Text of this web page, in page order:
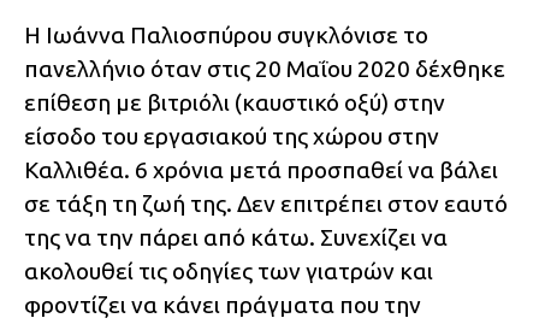
Η Ιωάννα Παλιοσπύρου συγκλόνισε το
πανελλήνιο όταν στις 20 Μαΐου 2020 δέχθηκε
επίθεση με βιτριόλι (καυστικό οξύ) στην
είσοδο του εργασιακού της χώρου στην
Καλλιθέα. 6 χρόνια μετά προσπαθεί να βάλει
σε τάξη τη ζωή της. Δεν επιτρέπει στον εαυτό
της να την πάρει από κάτω. Συνεχίζει να
ακολουθεί τις οδηγίες των γιατρών και
φροντίζει να κάνει πράγματα που την